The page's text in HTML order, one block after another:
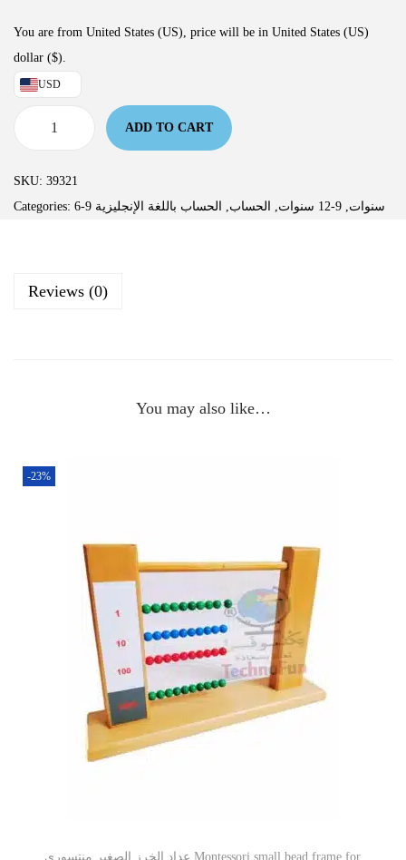
You are from United States (US), price will be in United States (US)
dollar ($).
USD
ADD TO CART
SKU: 39321
Categories:
6-9 سنوات, 9-12 سنوات , الحساب, الحساب باللغة الإنجليزية
Reviews (0)
You may also like…
-23%
عداد الخرز الصغير منتسوري Montessori small bead frame for